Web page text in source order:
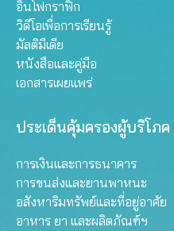
อินโฟกราฟิก
วิดีโอเพื่อการเรียนรู้
มัลติมีเดีย
หนังสือและคู่มือ
เอกสารเผยแพร่
ประเด็นคุ้มครองผู้บริโภค
การเงินและการธนาคาร
การขนส่งและยานพาหนะ
อสังหาริมทรัพย์และที่อยู่อาศัย
อาหาร ยา และผลิตภัณฑ์ฯ